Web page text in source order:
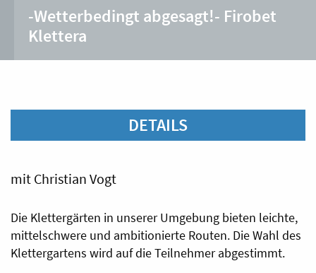
-Wetterbedingt abgesagt!- Firobet
Klettera
DETAILS
mit Christian Vogt
Die Klettergärten in unserer Umgebung bieten leichte,
mittelschwere und ambitionierte Routen. Die Wahl des
Klettergartens wird auf die Teilnehmer abgestimmt.